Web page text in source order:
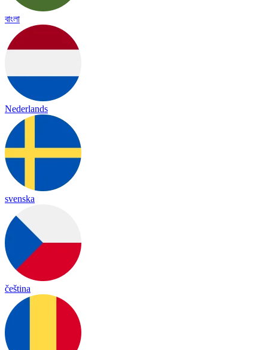
বাংলা
Nederlands
svenska
čeština